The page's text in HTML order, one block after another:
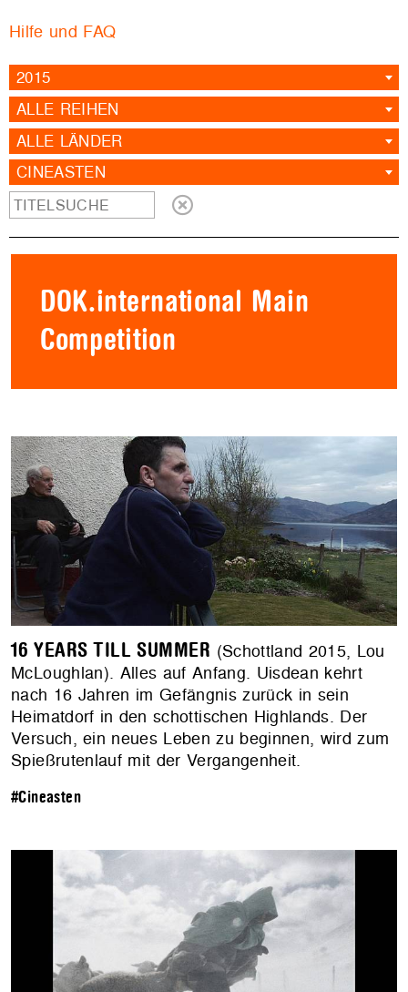
Hilfe und FAQ
2015
ALLE REIHEN
ALLE LÄNDER
CINEASTEN
DOK.international Main
Competition
16 YEARS TILL SUMMER (Schottland 2015, Lou
McLoughlan). Alles auf Anfang. Uisdean kehrt
nach 16 Jahren im Gefängnis zurück in sein
Heimatdorf in den schottischen Highlands. Der
Versuch, ein neues Leben zu beginnen, wird zum
Spießrutenlauf mit der Vergangenheit.
#Cineasten